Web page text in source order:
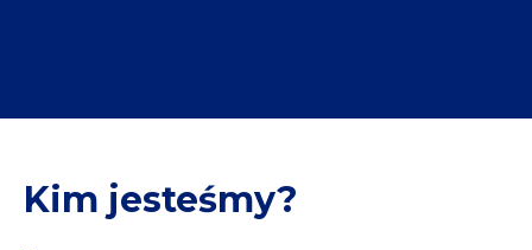
Kim jesteśmy?